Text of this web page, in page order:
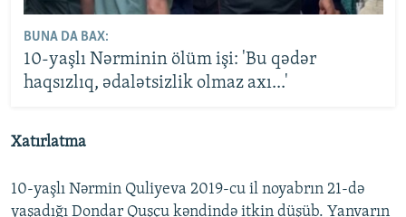
BUNA DA BAX:
10-yaşlı Nərminin ölüm işi: 'Bu qədər
haqsızlıq, ədalətsizlik olmaz axı...'
Xatırlatma
10-yaşlı Nərmin Quliyeva 2019-cu il noyabrın 21-də
yaşadığı Dondar Quşçu kəndində itkin düşüb. Yanvarın